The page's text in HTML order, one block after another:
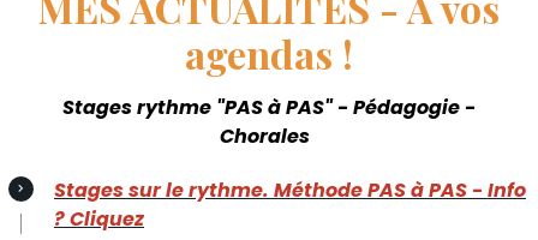
agendas !
Stages rythme "PAS à PAS" - Pédagogie -
Chorales
Stages sur le rythme. Méthode PAS à PAS - Info
? Cliquez